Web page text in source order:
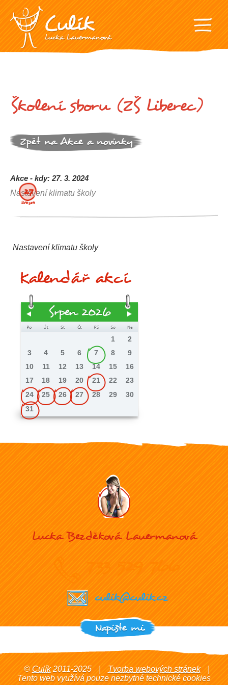
Školení sboru (ZŠ Liberec)
Zpět na Akce a novinky
27.
Březen
Akce - kdy: 27. 3. 2024
Nastavení klimatu školy
Nastavení klimatu školy
Kalendář akcí
Srpen 2026
1
2
3
4 5 6 7 8
9
10
11 12 13 14 15
16
17
18 19 20 21 22
23
24
25 26 27 28 29
30
31
Lucka Bezděková Lauermanová
733 529 766
culik@culik.cz
Napište mi
©Culík2011-2025 | Tvorba webových stránek |
Tento web využívá pouze nezbytné technické cookies